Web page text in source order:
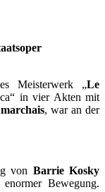
Meisterwerk „Le
in vier Akten mit
, war an der
von Barrie Kosky
Bewegung.